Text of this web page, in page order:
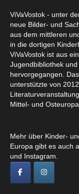
ViVaVostok - unter
neue Bilder- und
aus dem mittleren
in die dortigen
ViVaVostok ist aus
Jugendbibliothek
hervorgegangen.
unterstützte von
Mittel- und
Mehr über Kinder-
Europa gibt es auch
und Instagram.